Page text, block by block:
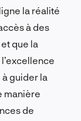
la réalité
à des
que la
guider la
manière
de